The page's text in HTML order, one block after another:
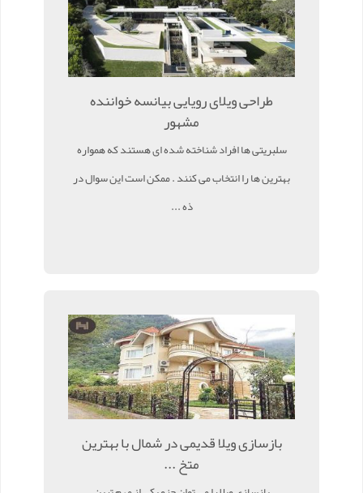
طراحی ویلای رویایی بیانسه خواننده
مشهور
سلبریتی ها افراد شناخته شده ای هستند که همواره
بهترین ها را انتخاب می کنند . ممکن است این سوال در
ذه ...
بازسازی ویلا قدیمی در شمال با بهترین
متخ ...